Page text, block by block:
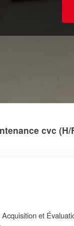
cvc (H/
et